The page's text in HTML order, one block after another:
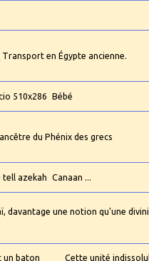
Transport en Égypte ancienne.
Bébé
du Phénix des grecs
Canaan ...
davantage une notion qu'une
Cette unité